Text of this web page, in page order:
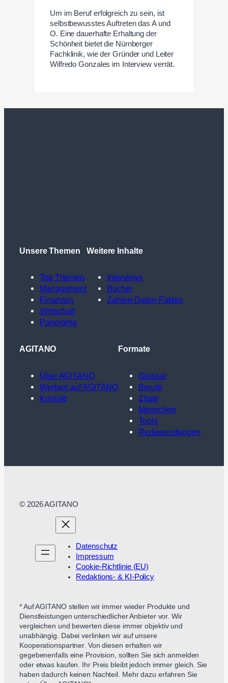
Um im Beruf erfolgreich zu sein, ist
selbstbewusstes Auftreten das A und
O. Eine dauerhafte Erhaltung der
Schönheit bietet die Nürnberger
Fachklinik, wie der Gründer und Leiter
Wilfredo Gonzales im Interview verrät.
Unsere Themen
Top Themen
Management
Finanzen
Wirtschaft
Panorama
Weitere Inhalte
Interviews
Bücher
Zahlen-Daten-Fakten
AGITANO
Über AGITANO
Werben auf AGITANO
Kontakt
Formate
Glossar
Berufe
Zitate
Menschen
Tools
Redewendungen
© 2026 AGITANO
Datenschutz
Impressum
Cookie-Richtlinie (EU)
Redaktions- & KI-Policy
* Auf AGITANO stellen wir immer wieder Produkte und
Dienstleistungen unterschiedlicher Anbieter vor. Wir
vergleichen und bewerten diese immer objektiv und
unabhängig. Dabei verlinken wir auf unsere
Kooperationspartner. Von diesen erhalten wir
gegebenenfalls eine Provision, sollten Sie sich anmelden
oder etwas kaufen. Ihr Preis bleibt jedoch immer gleich. Sie
haben dadurch keinen Nachteil. Mehr dazu erfahren Sie